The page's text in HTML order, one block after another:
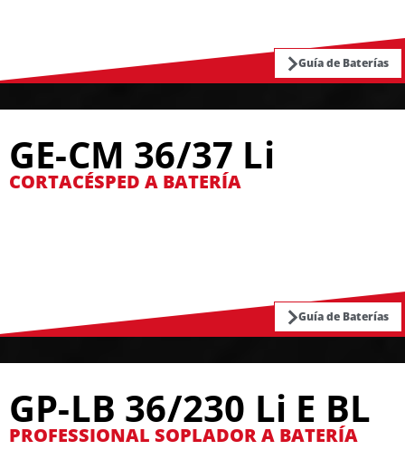
Guía de Baterías
GE-CM 36/37 Li
CORTACÉSPED A BATERÍA
Guía de Baterías
GP-LB 36/230 Li E BL
PROFESSIONAL SOPLADOR A BATERÍA